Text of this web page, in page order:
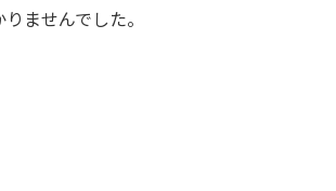
ませんでした。